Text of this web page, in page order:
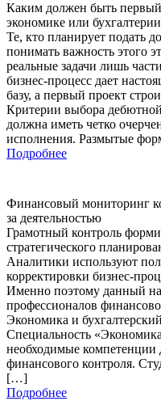
Каким должен быть
экономике или бухгалтерии
Те, кто планирует подать
понимать важность этого
реальные задачи лишь
бизнес-процесс дает
базу, а первый проект
Критерии выбора дебютной
должна иметь четко
исполнения. Размытые
Подробнее
Финансовый мониторинг
за деятельностью
Грамотный контроль
стратегического
Аналитики используют
корректировки бизнес-
Именно поэтому данный
профессионалов
Экономика и
Специальность
необходимые компетенции
финансового контроля.
[…]
Подробнее